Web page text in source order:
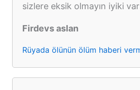
sizlere eksik olmayın iyiki
Firdevs aslan
Rüyada ölünün ölüm haberi